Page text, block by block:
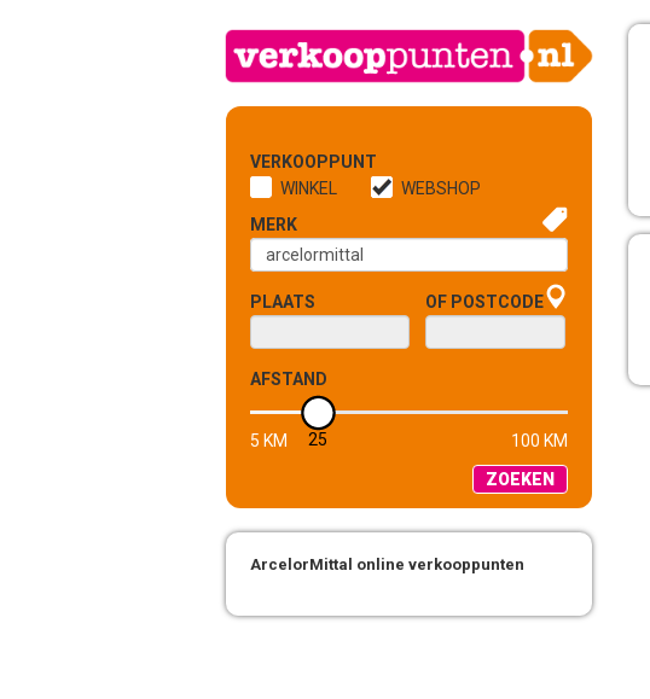
VERKOOPPUNT
WINKEL
WEBSHOP
MERK
PLAATS OF POSTCODE
AFSTAND
5 KM 25
100 KM
ZOEKEN
ArcelorMittal online verkooppunten